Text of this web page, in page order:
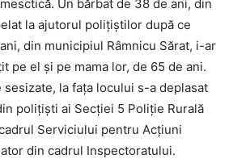
Un bărbat de 38 de ani, din
la ajutorul polițiștilor după ce
din municipiul Râmnicu Sărat, i-ar
pe el și pe mama lor, de 65 de ani.
sesizate, la fața locului s-a deplasat
polițiști ai Secției 5 Poliție Rurală
Serviciului pentru Acțiuni
din cadrul Inspectoratului.